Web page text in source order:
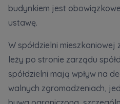
budynkiem jest
ustawę.
W spółdzielni
leży po stronie zarządu
spółdzielni mają wpływ na
walnych zgromadzeniach,